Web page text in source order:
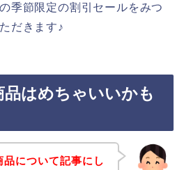
季節限定の割引セールをみつ
だきます♪
品はめちゃいいかも
について記事にし